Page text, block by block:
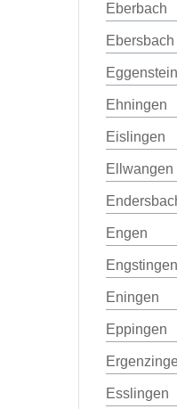
Eberbach
Ehningen
Eislingen
Ellwangen
Engen
Engstingen
Eningen
Eppingen
Esslingen